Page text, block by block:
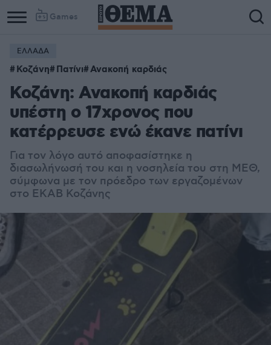
Games
ΕΛΛΑΔΑ
Κοζάνη Πατίνι Ανακοπή καρδιάς
Κοζάνη: Ανακοπή καρδιάς
υπέστη ο 17χρονος που
κατέρρευσε ενώ έκανε πατίνι
Για τον λόγο αυτό αποφασίστηκε η
διασωλήνωσή του και η νοσηλεία του στη ΜΕΘ,
σύμφωνα με τον πρόεδρο των εργαζομένων
στο ΕΚΑΒ Κοζάνης